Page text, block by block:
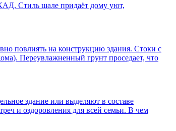
Стиль шале придаёт дому уют,
повлиять на конструкцию здания. Стоки с
Переувлажненный грунт проседает, что
здание или выделяют в составе
и оздоровления для всей семьи. В чем